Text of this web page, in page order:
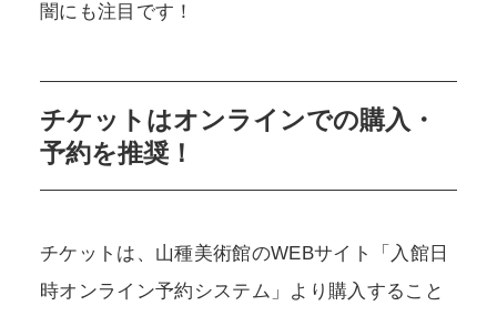
闇にも注目です！
チケットはオンラインでの購入・
予約を推奨！
チケットは、山種美術館のWEBサイト「入館日
時オンライン予約システム」より購入すること